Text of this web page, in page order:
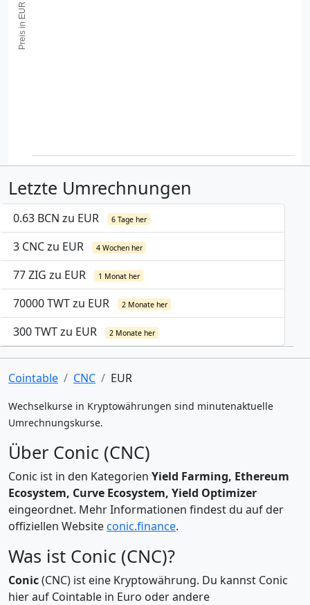
Preis in EUR
Letzte Umrechnungen
0.63 BCN zu EUR 6 Tage her
3 CNC zu EUR 4 Wochen her
77 ZIG zu EUR 1 Monat her
70000 TWT zu EUR 2 Monate her
300 TWT zu EUR 2 Monate her
Cointable CNC EUR
Wechselkurse in Kryptowährungen sind minutenaktuelle
Umrechnungskurse.
Über Conic (CNC)
Conic ist in den Kategorien Yield Farming, Ethereum
Ecosystem, Curve Ecosystem, Yield Optimizer
eingeordnet. Mehr Informationen findest du auf der
offiziellen Websiteconic.finance.
Was ist Conic (CNC)?
Conic(CNC) ist eine Kryptowährung. Du kannst Conic
hier auf Cointable in Euro oder andere